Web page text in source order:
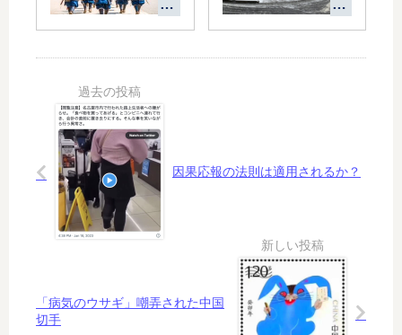
10
還
問
題
リ
グ
涙
盟
従
に
な
る
こ
と
で
な
で
因果応報の法則は適用されるか？
「病気のウサギ」嘲弄された中国
切手